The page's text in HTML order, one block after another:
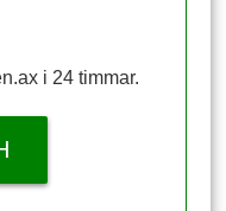
i 24 timmar.